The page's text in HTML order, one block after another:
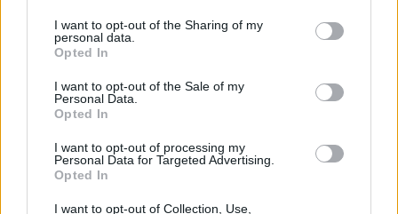
not limited to your visit or usage behaviour. You may click to
grant or deny consent to Google and its third-party tags to
use your data for below specified purposes in below Google
consent section.
I want to opt-out of the Sharing of my
personal data.
Opted In
I want to opt-out of the Sale of my
Personal Data.
Opted In
I want to opt-out of processing my
Personal Data for Targeted Advertising.
Opted In
I want to opt-out of Collection, Use,
Magic Mondays - David Copperfield
Boldog Péter•2013. március 18.
bben a hónapban minden hétfő reggel David
Copperfield kápráztatja el a nézőket Amerika
Számomra most egy kicsit fáradtnak tűnik, de ezzel
együtt igazság szerint Copperfield még mindig